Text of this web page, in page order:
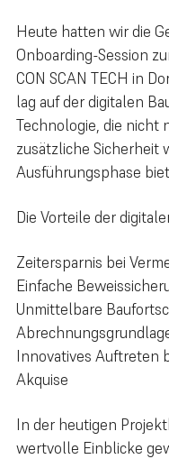
Heute hatten wir die
Onboarding-Session
CON SCAN TECH in
lag auf der digitalen
Technologie, die nicht
zusätzliche Sicherheit
Ausführungsphase
Die Vorteile der
Zeitersparnis bei
Einfache
Unmittelbare
Innovatives Auftreten
Akquise
In der heutigen
wertvolle Einblicke